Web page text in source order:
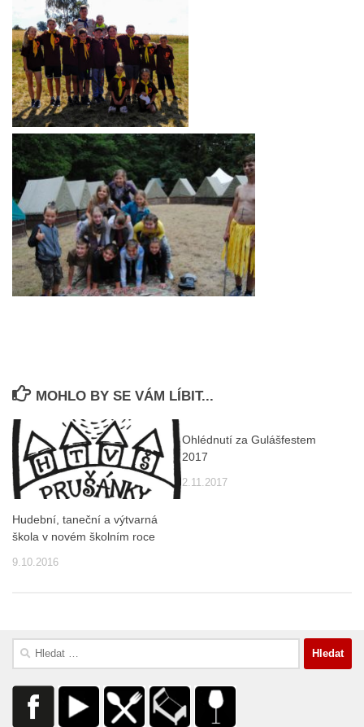
MOHLO BY SE VÁM LÍBIT...
Hudební, taneční a výtvarná
škola v novém školním roce
9.10.2016
Ohlédnutí za Gulášfestem
2017
2.11.2017
Vyhledávání